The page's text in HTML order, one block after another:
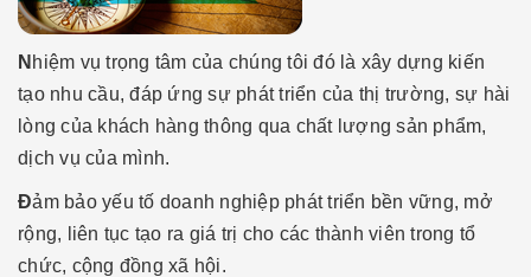
N hiệm vụ trọng tâm của chúng tôi đó là xây dựng kiến
tạo nhu cầu, đáp ứng sự phát triển của thị trường, sự hài
lòng của khách hàng thông qua chất lượng sản phẩm,
dịch vụ của mình.
Đảm bảo yếu tố doanh nghiệp phát triển bền vững, mở
rộng, liên tục tạo ra giá trị cho các thành viên trong tổ
chức, cộng đồng xã hội.